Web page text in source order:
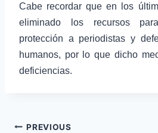
Cabe recordar que en los
eliminado los recursos
protección a periodistas y
humanos, por lo que dicho
deficiencias.
PREVIOUS